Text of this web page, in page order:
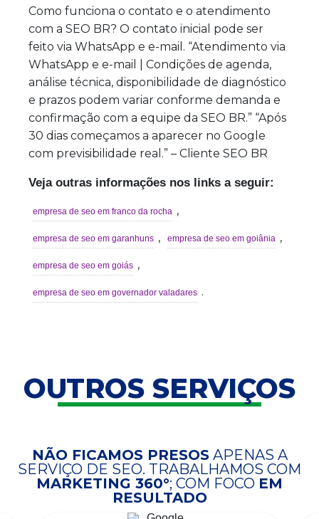
Como funciona o contato e o atendimento
com a SEO BR? O contato inicial pode ser
feito via WhatsApp e e-mail. “Atendimento via
WhatsApp e e-mail | Condições de agenda,
análise técnica, disponibilidade de diagnóstico
e prazos podem variar conforme demanda e
confirmação com a equipe da SEO BR.” “Após
30 dias começamos a aparecer no Google
com previsibilidade real.” – Cliente SEO BR
Veja outras informações nos links a seguir:
empresa de seo em franco da rocha ,
empresa de seo em garanhuns , empresa de seo em goiânia ,
empresa de seo em goiás ,
empresa de seo em governador valadares .
OUTROS SERVIÇOS
NÃO FICAMOS PRESOSAPENAS A
SERVIÇO DE SEO. TRABALHAMOS COM
MARKETING 360°; COM FOCO EM
RESULTADO